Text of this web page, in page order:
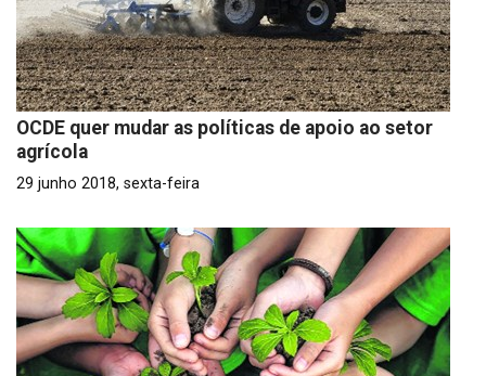
OCDE quer mudar as políticas de apoio ao setor
agrícola
29 junho 2018, sexta-feira